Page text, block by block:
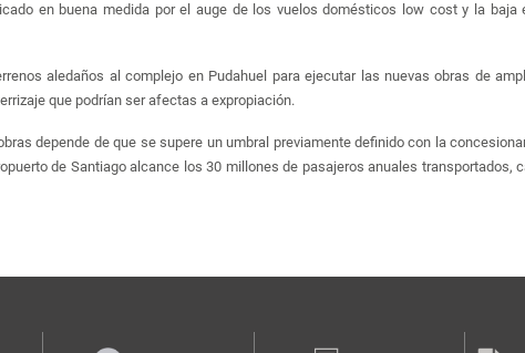
en buena medida por el auge de los vuelos domésticos low cost y la baja
aledaños al complejo en Pudahuel para ejecutar las nuevas obras de
que podrían ser afectas a expropiación.
depende de que se supere un umbral previamente definido con la
de Santiago alcance los 30 millones de pasajeros anuales